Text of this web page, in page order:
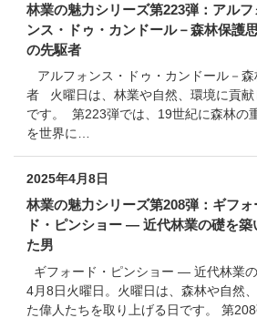
林業の魅力シリーズ第223弾：アルフ
ンス・ドゥ・カンドール－森林保護
の先駆者
アルフォンス・ドゥ・カンドール－
者 火曜日は、林業や自然、環境に貢献
です。 第223弾では、19世紀に森林の
を世界に…
2025年4月8日
林業の魅力シリーズ第208弾：ギフォ
ド・ピンショー — 近代林業の礎を築
た男
ギフォード・ピンショー — 近代林業
4月8日火曜日。火曜日は、森林や自然
た偉人たちを取り上げる日です。 第